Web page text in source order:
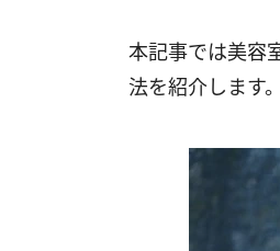
本記事では美容
法を紹介します